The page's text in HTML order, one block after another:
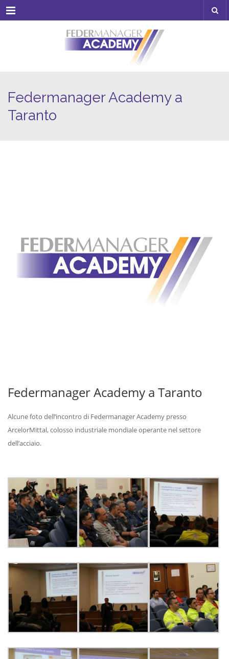
Menu
Federmanager Academy a
Taranto
Federmanager Academy a Taranto
Alcune foto dell’incontro di Federmanager Academy presso
ArcelorMittal, colosso industriale mondiale operante nel settore
dell’acciaio.